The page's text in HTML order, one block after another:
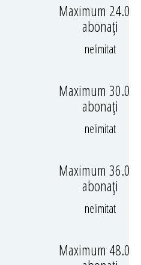
Maximum
abonați
nelimitat
Maximum
abonați
nelimitat
Maximum
abonați
nelimitat
Maximum